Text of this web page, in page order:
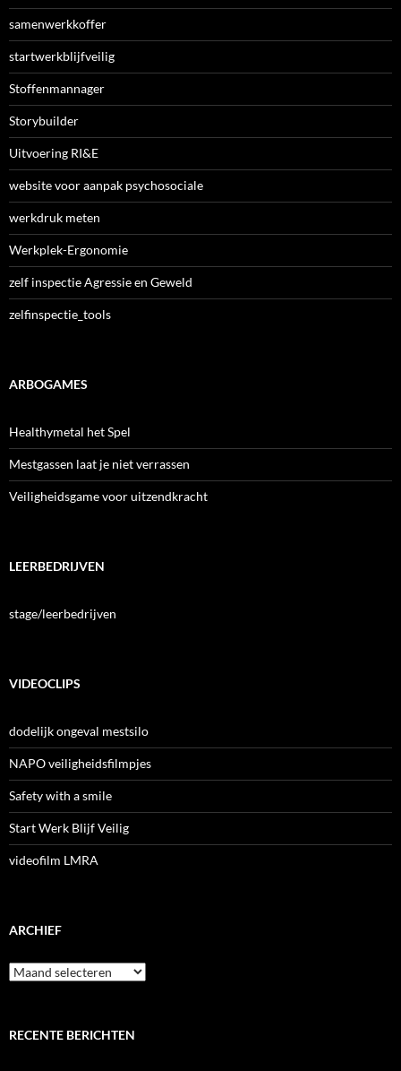
samenwerkkoffer
startwerkblijfveilig
Stoffenmannager
Storybuilder
Uitvoering RI&E
website voor aanpak psychosociale
werkdruk meten
Werkplek-Ergonomie
zelf inspectie Agressie en Geweld
zelfinspectie_tools
ARBOGAMES
Healthymetal het Spel
Mestgassen laat je niet verrassen
Veiligheidsgame voor uitzendkracht
LEERBEDRIJVEN
stage/leerbedrijven
VIDEOCLIPS
dodelijk ongeval mestsilo
NAPO veiligheidsfilmpjes
Safety with a smile
Start Werk Blijf Veilig
videofilm LMRA
ARCHIEF
Archief
RECENTE BERICHTEN